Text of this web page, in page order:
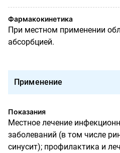
Фармакокинетика
При местном применении
абсорбцией.
Применение
Показания
Местное лечение
заболеваний (в том числе
синусит); профилактика и